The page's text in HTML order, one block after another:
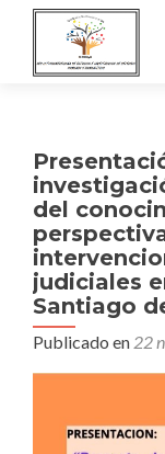
del
judiciales
Santiago
Publicado en 22